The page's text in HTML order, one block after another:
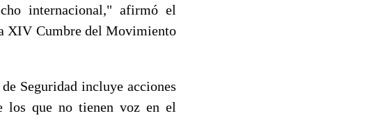
internacional," afirmó el
XIV Cumbre del Movimiento
Seguridad incluye acciones
los que no tienen voz en el